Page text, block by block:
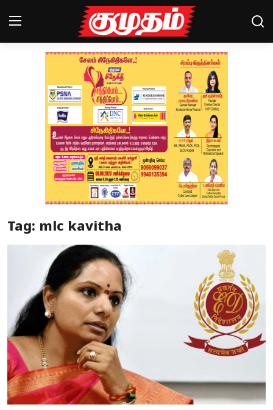
Magazines
Special Story
Business
Crime
Tamilnadu
National
World
Tag: mlc kavitha